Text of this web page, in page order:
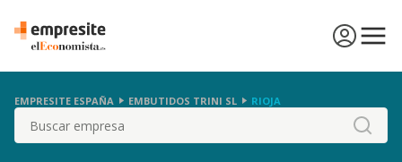
EMPRESITE ESPAÑA EMBUTIDOS TRINI SL RIOJA
Buscar